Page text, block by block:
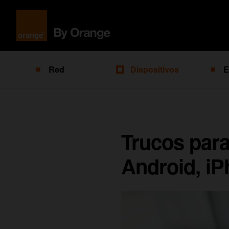
Red Dispositivos
Trucos
Android,